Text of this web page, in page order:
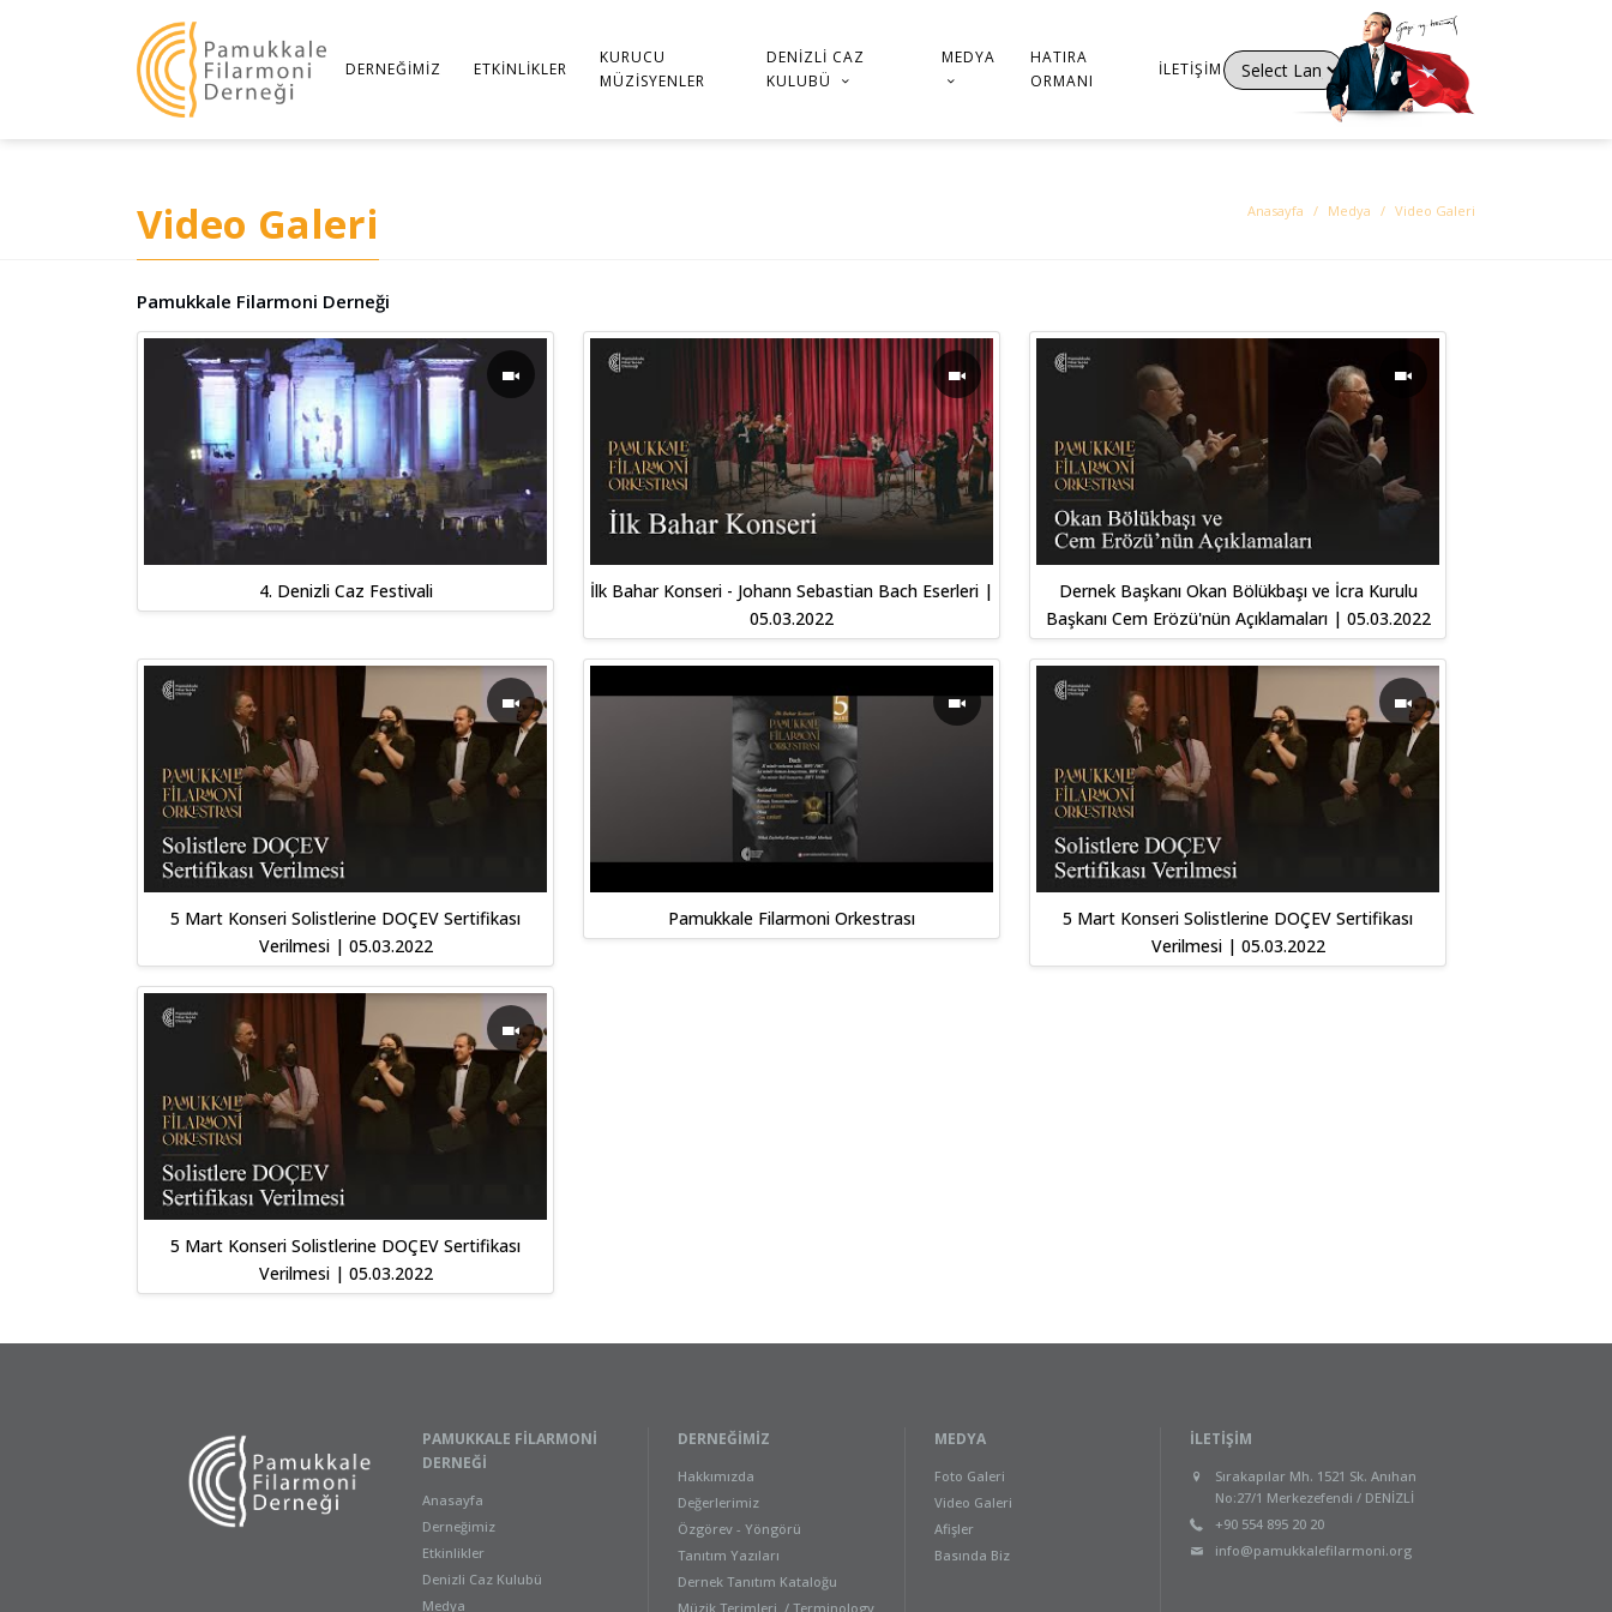
DERNEĞIMIZ ETKINLIKLER
KURUCU
MÜZISYENLER
DENIZLI CAZ
KULUBÜ
MEDYA
HATIRA
ORMANI
İLETIŞIM
Powered by
Video Galeri Anasayfa Medya Video Galeri
Pamukkale Filarmoni Derneği
4. Denizli Caz Festivali
İlk Bahar Konseri - Johann Sebastian Bach Eserleri |
05.03.2022
Dernek Başkanı Okan Bölükbaşı ve İcra Kurulu
Başkanı Cem Erözü'nün Açıklamaları | 05.03.2022
5 Mart Konseri Solistlerine DOÇEV Sertifikası
Verilmesi | 05.03.2022
Pamukkale Filarmoni Orkestrası
5 Mart Konseri Solistlerine DOÇEV Sertifikası
Verilmesi | 05.03.2022
5 Mart Konseri Solistlerine DOÇEV Sertifikası
Verilmesi | 05.03.2022
PAMUKKALE FILARMONI
DERNEĞI
Anasayfa
Derneğimiz
Etkinlikler
Denizli Caz Kulubü
Medya
DERNEĞIMIZ
Hakkımızda
Değerlerimiz
Özgörev - Yöngörü
Tanıtım Yazıları
Dernek Tanıtım Kataloğu
Müzik Terimleri / Terminology
MEDYA
Foto Galeri
Video Galeri
Afişler
Basında Biz
İLETIŞIM
Sırakapılar Mh. 1521 Sk. Anıhan
No:27/1 Merkezefendi / DENİZLİ
+90 554 895 20 20
info@pamukkalefilarmoni.org